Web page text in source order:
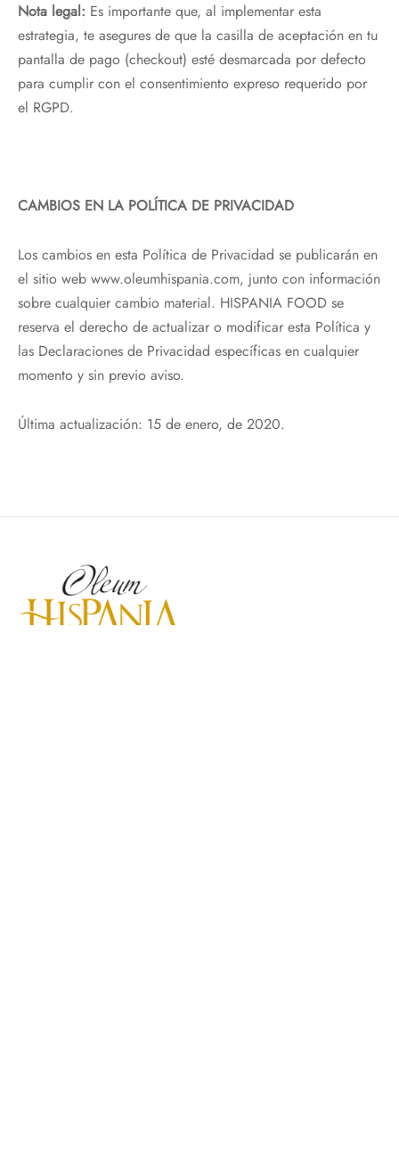
Nota legal: Es importante que, al implementar esta
estrategia, te asegures de que la casilla de aceptación en tu
pantalla de pago (checkout) esté desmarcada por defecto
para cumplir con el consentimiento expreso requerido por
el RGPD.
CAMBIOS EN LA POLÍTICA DE PRIVACIDAD
Los cambios en esta Política de Privacidad se publicarán en
el sitio web www.oleumhispania.com, junto con información
sobre cualquier cambio material. HISPANIA FOOD se
reserva el derecho de actualizar o modificar esta Política y
las Declaraciones de Privacidad específicas en cualquier
momento y sin previo aviso.
Última actualización: 15 de enero, de 2020.